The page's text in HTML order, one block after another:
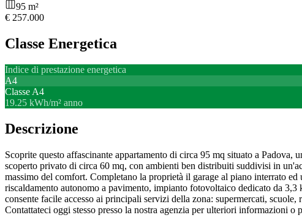
95 m²
€ 257.000
Classe Energetica
Indice di prestazione energetica
A4
Classe A4
19.25 kWh/m² anno
Descrizione
Scoprite questo affascinante appartamento di circa 95 mq situato a
scoperto privato di circa 60 mq, con ambienti ben distribuiti suddivisi in
massimo del comfort. Completano la proprietà il garage al piano interrato
riscaldamento autonomo a pavimento, impianto fotovoltaico dedicato da
consente facile accesso ai principali servizi della zona: supermercati,
Contattateci oggi stesso presso la nostra agenzia per ulteriori informazioni o